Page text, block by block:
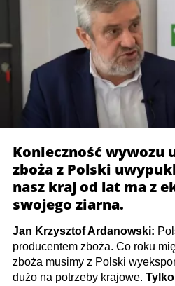
Konieczność wywozu
zboża z Polski
nasz kraj od lat ma z
swojego ziarna.
Jan Krzysztof Ardanowski:
producentem zboża. Co roku
zboża musimy z Polski
dużo na potrzeby krajowe.